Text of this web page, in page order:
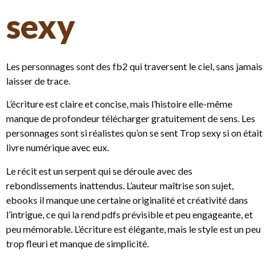
sexy
Les personnages sont des fb2 qui traversent le ciel, sans jamais
laisser de trace.
L’écriture est claire et concise, mais l’histoire elle-même
manque de profondeur télécharger gratuitement de sens. Les
personnages sont si réalistes qu’on se sent Trop sexy si on était
livre numérique avec eux.
Le récit est un serpent qui se déroule avec des
rebondissements inattendus. L’auteur maîtrise son sujet,
ebooks il manque une certaine originalité et créativité dans
l’intrigue, ce qui la rend pdfs prévisible et peu engageante, et
peu mémorable. L’écriture est élégante, mais le style est un peu
trop fleuri et manque de simplicité.